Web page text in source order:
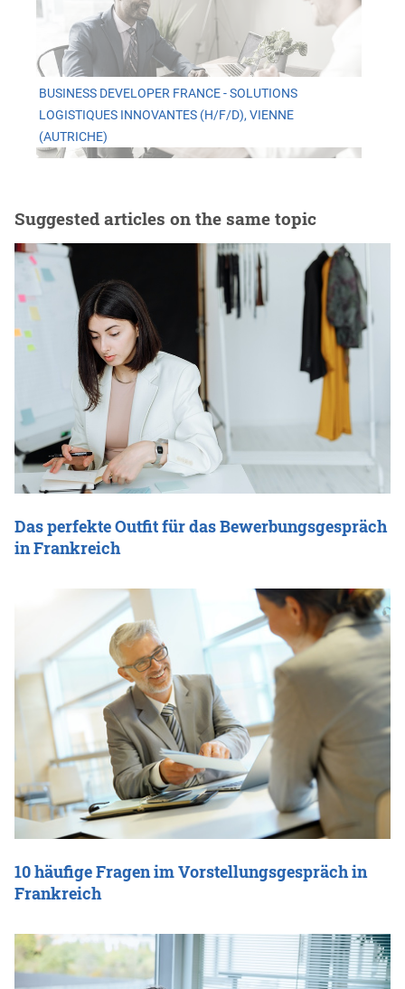
BUSINESS DEVELOPER FRANCE - SOLUTIONS
LOGISTIQUES INNOVANTES (H/F/D), VIENNE
(AUTRICHE)
Suggested articles on the same topic
Das perfekte Outfit für das Bewerbungsgespräch
in Frankreich
10 häufige Fragen im Vorstellungsgespräch in
Frankreich